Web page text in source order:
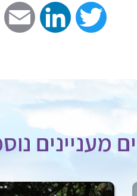
Twitter
LinkedIn
מעניינים